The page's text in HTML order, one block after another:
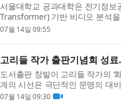
서울대학교 공과대학은 전기정
Transformer) 기반 비디오 분석
07월 14일 09:55
고리들 작가 출판기념회 성
도서출판 창발이 고리들 작가의 ‘
계의 시선은 극단적인 문명의 대
07월 14일 09:30